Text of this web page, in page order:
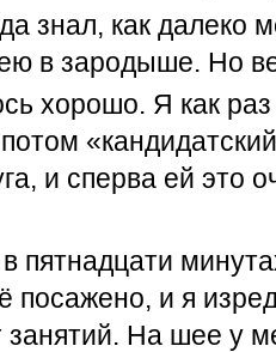
знал, как далеко
в зародыше. Но
хорошо. Я как
и сперва ей это
пятнадцати
посажено, и я
занятий. На шее у